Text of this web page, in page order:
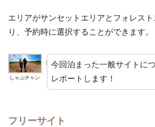
エリアがサンセットエリアとフォレス
り、予約時に選択することができます。
しゃぶチャン
今回泊まった一般サイトに
レポートします！
フリーサイト